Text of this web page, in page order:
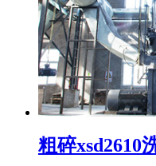
粗碎xsd2610